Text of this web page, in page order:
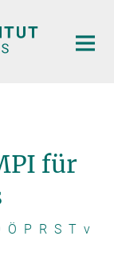
für
Ö P R S T v